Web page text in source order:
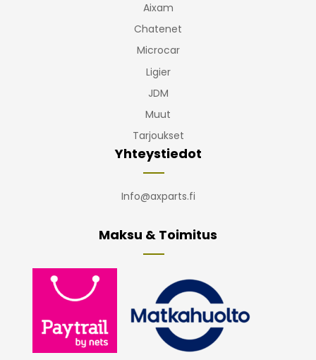
Aixam
Chatenet
Microcar
Ligier
JDM
Muut
Tarjoukset
Yhteystiedot
Info@axparts.fi
Maksu & Toimitus